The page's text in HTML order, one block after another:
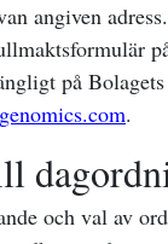
angiven
på
.
och val av